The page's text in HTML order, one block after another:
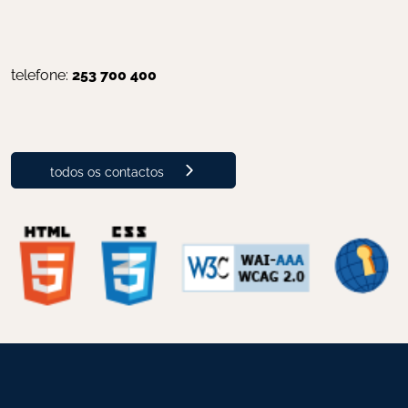
telefone: 253 700 400
todos os contactos